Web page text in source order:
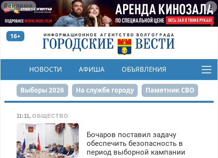
Реклама
16+
НОВОСТИ АФИША ОБЪЯВЛЕНИЯ
КОНКУРСЫ
Выборы 2026 На службе городу Памятник СВО
Набережная День Победы Реконструкция ЦПКиО
80-летие Победы Парк Героев-летчиков
11:11, ОБЩЕСТВО
Бочаров поставил задачу
обеспечить безопасность в
период выборной кампании